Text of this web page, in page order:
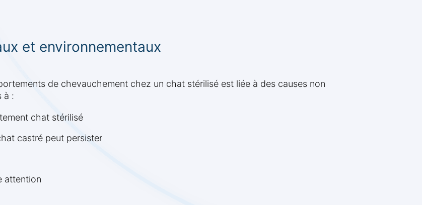
et environnementaux
de chevauchement chez un chat stérilisé est liée à des causes non
à :
chat stérilisé
castré peut persister
attention